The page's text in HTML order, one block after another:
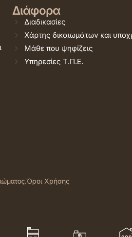
Διάφορα
Διαδικασίες
Χάρτης δικαιωμάτων και
Μάθε που ψηφίζεις
Υπηρεσίες Τ.Π.Ε.
Όροι Χρήσης